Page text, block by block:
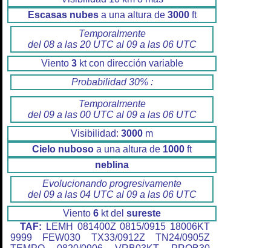
Escasas nubesa una altura de 3000ft
Temporalmente
del 08 a las 20 UTC al 09 a las 06 UTC
Viento 3kt con dirección variable
Probabilidad 30% :
Temporalmente
del 09 a las 00 UTC al 09 a las 06 UTC
Visibilidad: 3000 m
Cielo nuboso a una altura de 1000 ft
neblina
Evolucionando progresivamente
del 09 a las 04 UTC al 09 a las 06 UTC
Viento 6 kt del sureste
TAF: LEMH 081400Z 0815/0915 18006KT
9999 FEW030 TX33/0912Z TN24/0905Z